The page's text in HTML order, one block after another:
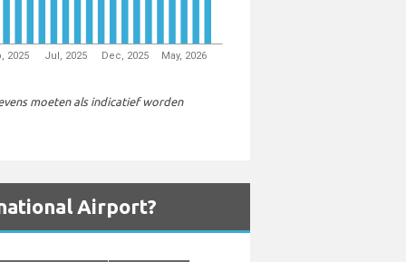
2025 Jul, 2025 Dec, 2025 May, 2026
moeten als indicatief worden
Airport?